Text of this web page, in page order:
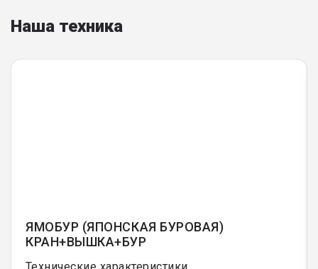
Наша техника
ЯМОБУР (ЯПОНСКАЯ БУРОВАЯ)
КРАН+ВЫШКА+БУР